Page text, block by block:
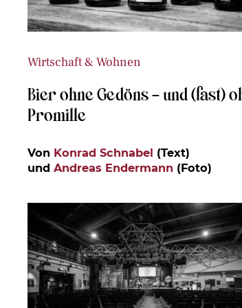
Wirtschaft & Wohnen
Bier ohne Gedöns – und (fast)
Promille
Von Konrad Schnabel (Text)
und Andreas Endermann (Foto)